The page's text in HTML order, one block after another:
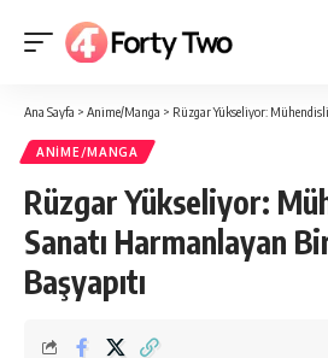
Ana Sayfa > Anime/Manga > Rüzgar Yükseliyor: Mühendislik ve
ANIME/MANGA
Rüzgar Yükseliyor:
Sanatı Harmanlayan
Başyapıtı